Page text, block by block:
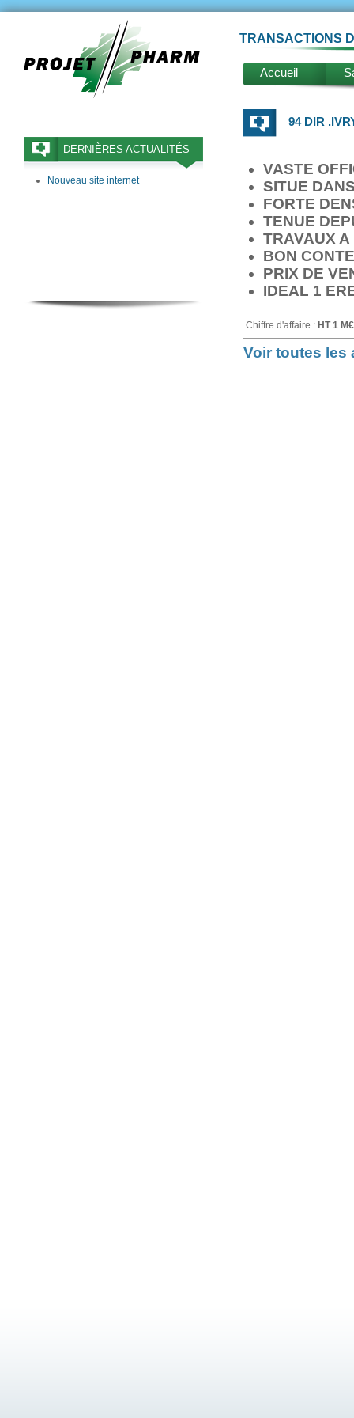
TRANSACTIONS
Accueil
DERNIÈRES ACTUALITÉS
Nouveau site internet
94 DIR
VASTE
SITUE
FORTE
TENUE
TRAVAUX
BON
PRIX DE
IDEAL 1
Chiffre d'affaire : HT 1
Voir toutes les